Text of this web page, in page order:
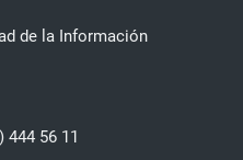
de la Información
444 56 11